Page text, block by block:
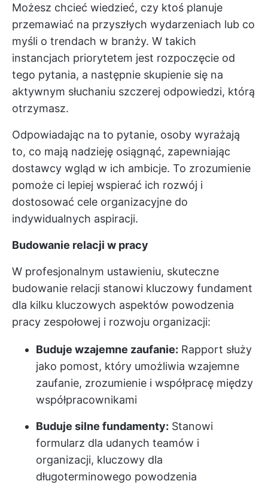
Możesz chcieć wiedzieć, czy ktoś planuje
przemawiać na przyszłych wydarzeniach lub co
myśli o trendach w branży. W takich
instancjach priorytetem jest rozpoczęcie od
tego pytania, a następnie skupienie się na
aktywnym słuchaniu szczerej odpowiedzi, którą
otrzymasz.
Odpowiadając na to pytanie, osoby wyrażają
to, co mają nadzieję osiągnąć, zapewniając
dostawcy wgląd w ich ambicje. To zrozumienie
pomoże ci lepiej wspierać ich rozwój i
dostosować cele organizacyjne do
indywidualnych aspiracji.
Budowanie relacji w pracy
W profesjonalnym ustawieniu, skuteczne
budowanie relacji stanowi kluczowy fundament
dla kilku kluczowych aspektów powodzenia
pracy zespołowej i rozwoju organizacji:
Buduje wzajemne zaufanie: Rapport służy
jako pomost, który umożliwia wzajemne
zaufanie, zrozumienie i współpracę między
współpracownikami
Buduje silne fundamenty: Stanowi
formularz dla udanych teamów i
organizacji, kluczowy dla
długoterminowego powodzenia